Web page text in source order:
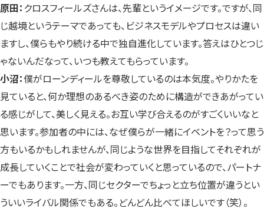
原田： クロスフィールズさんは、先輩というイメージです。ですが、同
じ越境というテーマであっても、ビジネスモデルやプロセスは違い
ますし、僕らもやり続ける中で独自進化しています。答えはひとつじ
ゃないんだなって、いつも教えてもらっています。
小沼：僕がローンディールを尊敬しているのは本気度。やりかたを
見ていると、何か理想のあるべき姿のために構造ができあがってい
る感じがして、美しく見える。お互い学び合えるのがすごくいいなと
思います。参加者の中には、なぜ僕らが一緒にイベントを？って思う
方もいるかもしれませんが、同じような世界を目指してそれぞれが
成長していくことで社会が変わっていくと思っているので、パートナ
ーでもあります。一方、同じセクターでちょっと立ち位置が違うとい
ういいライバル関係でもある。どんどん比べてほしいです（笑）。